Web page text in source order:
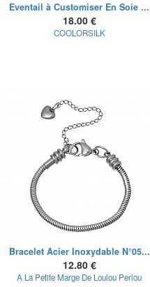
Eventail à Customiser En Soie ...
18.00 €
COOLORSILK
Bracelet Acier Inoxydable N°05...
12.80 €
A La Petite Marge De Loulou Perlou